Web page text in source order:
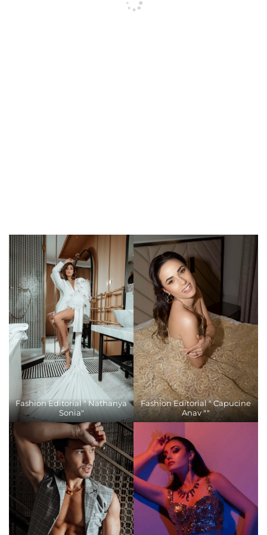
Fashion Editorial " Nathanya
Sonia"
Fashion Editorial " Capucine
Anav ""